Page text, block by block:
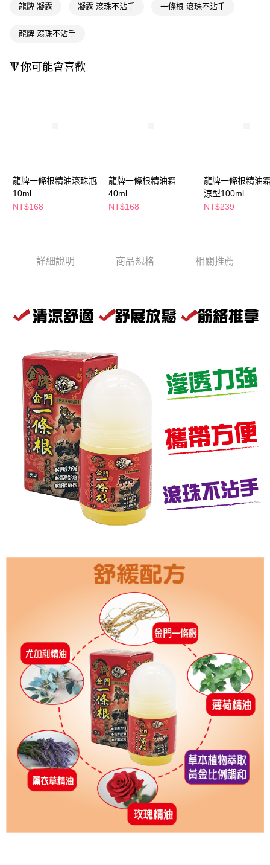
相關說明
AFTEE先享後付是「在收到商品之後才付款」的支付方式。 讓您購物簡單
２．便利：只要手機號碼，簡訊認證，即可結帳。
３．安心：先確認商品／服務後，再付款。
後付繳納相關費用。
※ 交易是否成功請以「AFTEE先享後付 」之結帳頁面顯示為準，若有關於
是否繳費成功／繳費後需取消欲退款等相關疑問，請聯繫「AFTEE先享後付
易，需依本服務之必要範圍內提供個人資料，並將交易相關給付款項請求債
「AFTEE先享後付」，若未經同意申辦者引起之損失，本公司不負相關責
任。
請求用戶進行身份認證。
５．嚴禁一人註冊多個帳號或使用他人資訊註冊。若發現惡意使用之情形，
恩沛科技股份有限公司將有權停止該用戶之使用額度並採取法律行動。
即享券
付款後萊爾富取貨
每筆NT$65，滿NT$490(含以上)免運費
宅配(本島)
每筆NT$100，滿NT$790(含以上)免運費
每筆NT$80，滿NT$290(含以上)免運費
龍牌 凝露 凝露 滾珠不沾手 一條根 滾珠不沾手
龍牌 滾珠不沾手
🔻你可能會喜歡
龍牌一條根精油滾珠瓶
10ml
NT$168
龍牌一條根精油霜
40ml
NT$168
龍牌一條根精油
涼型100ml
NT$239
詳細說明 商品規格 相關推薦